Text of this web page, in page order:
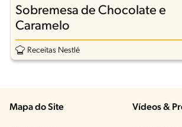
Sobremesa de Chocolate e
Caramelo
Receitas Nestlé
Mapa do Site Vídeos &